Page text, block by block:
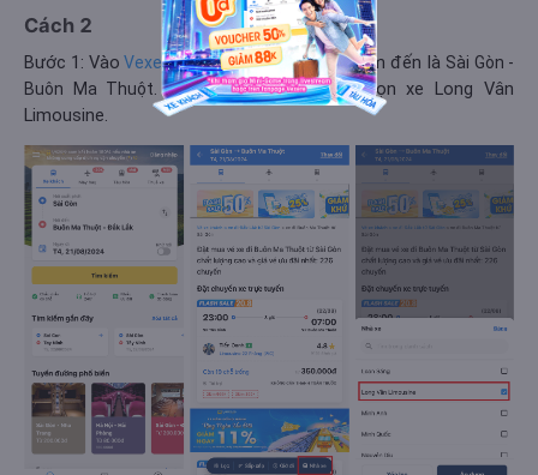
Cách 2
Bước 1: Vào Vexere.com, chọn điểm đi/ điểm đến là Sài Gòn -
Buôn Ma Thuột. Sau đó dùng bộ lọc chọn xe Long Vân
Limousine.